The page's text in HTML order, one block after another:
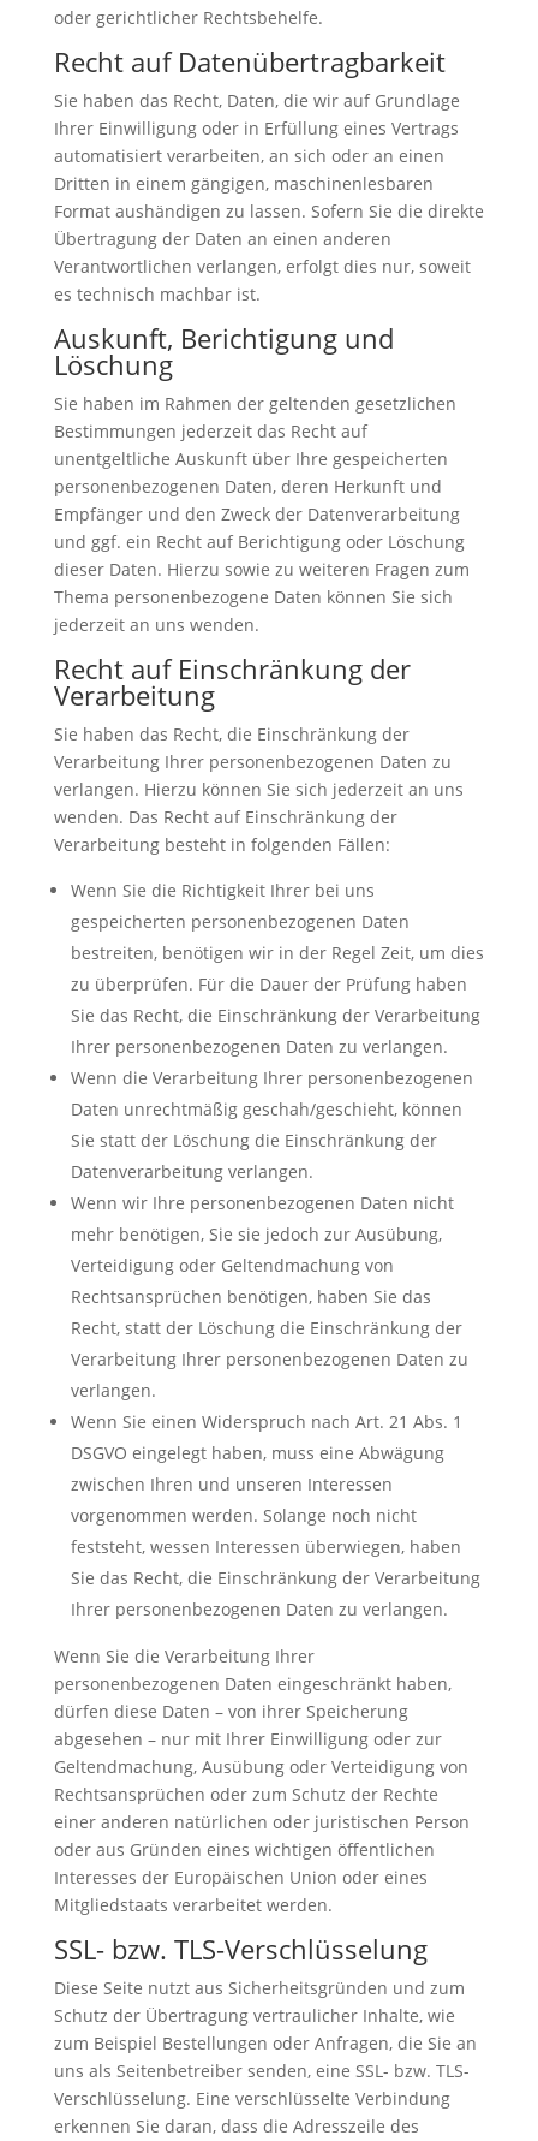
oder gerichtlicher Rechtsbehelfe.
Recht auf Daten­übertrag­barkeit
Sie haben das Recht, Daten, die wir auf Grundlage
Ihrer Einwilligung oder in Erfüllung eines Vertrags
automatisiert verarbeiten, an sich oder an einen
Dritten in einem gängigen, maschinenlesbaren
Format aushändigen zu lassen. Sofern Sie die direkte
Übertragung der Daten an einen anderen
Verantwortlichen verlangen, erfolgt dies nur, soweit
es technisch machbar ist.
Auskunft, Berichtigung und
Löschung
Sie haben im Rahmen der geltenden gesetzlichen
Bestimmungen jederzeit das Recht auf
unentgeltliche Auskunft über Ihre gespeicherten
personenbezogenen Daten, deren Herkunft und
Empfänger und den Zweck der Datenverarbeitung
und ggf. ein Recht auf Berichtigung oder Löschung
dieser Daten. Hierzu sowie zu weiteren Fragen zum
Thema personenbezogene Daten können Sie sich
jederzeit an uns wenden.
Recht auf Einschränkung der
Verarbeitung
Sie haben das Recht, die Einschränkung der
Verarbeitung Ihrer personenbezogenen Daten zu
verlangen. Hierzu können Sie sich jederzeit an uns
wenden. Das Recht auf Einschränkung der
Verarbeitung besteht in folgenden Fällen:
Wenn Sie die Richtigkeit Ihrer bei uns
gespeicherten personenbezogenen Daten
bestreiten, benötigen wir in der Regel Zeit, um dies
zu überprüfen. Für die Dauer der Prüfung haben
Sie das Recht, die Einschränkung der Verarbeitung
Ihrer personenbezogenen Daten zu verlangen.
Wenn die Verarbeitung Ihrer personenbezogenen
Daten unrechtmäßig geschah/geschieht, können
Sie statt der Löschung die Einschränkung der
Datenverarbeitung verlangen.
Wenn wir Ihre personenbezogenen Daten nicht
mehr benötigen, Sie sie jedoch zur Ausübung,
Verteidigung oder Geltendmachung von
Rechtsansprüchen benötigen, haben Sie das
Recht, statt der Löschung die Einschränkung der
Verarbeitung Ihrer personenbezogenen Daten zu
verlangen.
Wenn Sie einen Widerspruch nach Art. 21 Abs. 1
DSGVO eingelegt haben, muss eine Abwägung
zwischen Ihren und unseren Interessen
vorgenommen werden. Solange noch nicht
feststeht, wessen Interessen überwiegen, haben
Sie das Recht, die Einschränkung der Verarbeitung
Ihrer personenbezogenen Daten zu verlangen.
Wenn Sie die Verarbeitung Ihrer
personenbezogenen Daten eingeschränkt haben,
dürfen diese Daten – von ihrer Speicherung
abgesehen – nur mit Ihrer Einwilligung oder zur
Geltendmachung, Ausübung oder Verteidigung von
Rechtsansprüchen oder zum Schutz der Rechte
einer anderen natürlichen oder juristischen Person
oder aus Gründen eines wichtigen öffentlichen
Interesses der Europäischen Union oder eines
Mitgliedstaats verarbeitet werden.
SSL- bzw. TLS-Verschlüsselung
Diese Seite nutzt aus Sicherheitsgründen und zum
Schutz der Übertragung vertraulicher Inhalte, wie
zum Beispiel Bestellungen oder Anfragen, die Sie an
uns als Seitenbetreiber senden, eine SSL- bzw. TLS-
Verschlüsselung. Eine verschlüsselte Verbindung
erkennen Sie daran, dass die Adresszeile des